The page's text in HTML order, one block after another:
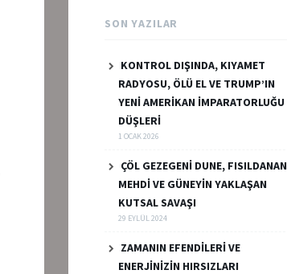
SON YAZILAR
KONTROL DIŞINDA, KIYAMET
RADYOSU, ÖLÜ EL VE TRUMP’IN
YENİ AMERİKAN İMPARATORLUĞU
DÜŞLERİ
1 OCAK 2026
ÇÖL GEZEGENİ DUNE, FISILDANAN
MEHDİ VE GÜNEYİN YAKLAŞAN
KUTSAL SAVAŞI
29 EYLÜL 2024
ZAMANIN EFENDİLERİ VE
ENERJİNİZİN HIRSIZLARI